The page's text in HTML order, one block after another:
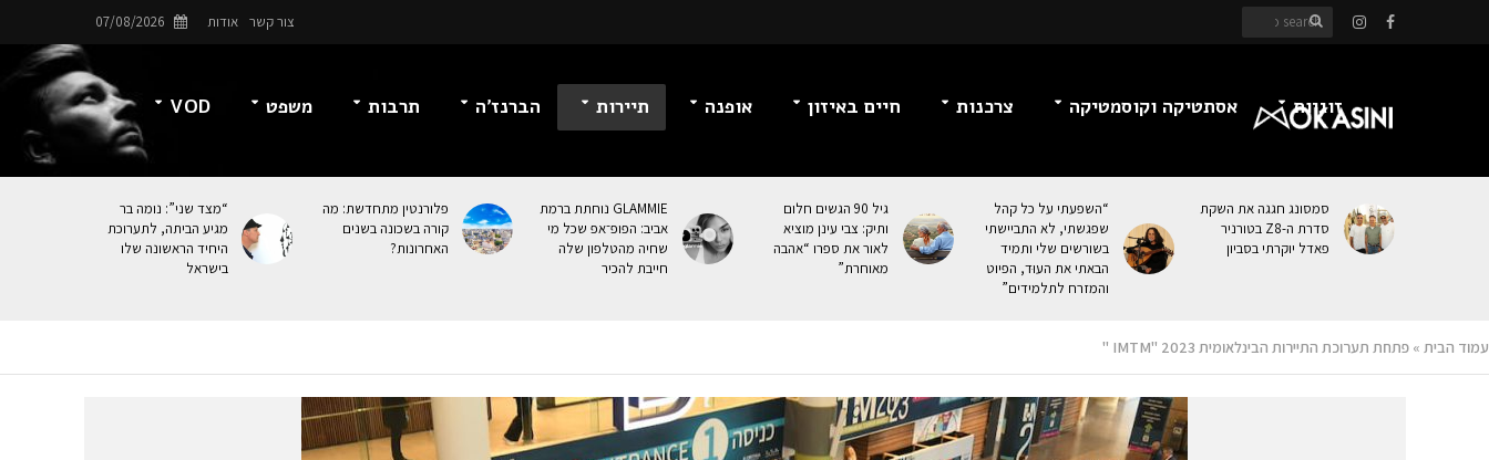
צור קשר אודות 07/08/2026
זוגיות אסתטיקה וקוסמטיקה צרכנות חיים באיזון אופנה תיירות הברנז’ה תרבות משפט VOD
סמסונג חגגה את השקת
סדרת ה-Z8 בטורניר
פאדל יוקרתי בסביון
“השפעתי על כל קהל
שפגשתי, לא התביישתי
בשורשים שלי ותמיד
הבאתי את העוּד, הפיוט
והמזרח לתלמידים”
גיל 90 הגשים חלום
ותיק: צבי עינן מוציא
לאור את ספרו “אהבה
מאוחרת”
GLAMMIE נוחתת ברמת
אביב: הפופ־אפ שכל מי
שחיה מהטלפון שלה
חייבת להכיר
פלורנטין מתחדשת: מה
קורה בשכונה בשנים
האחרונות?
“מצד שני”: נומה בר
מגיע הביתה, לתערוכת
היחיד הראשונה שלו
בישראל
עמוד הבית » פתחת תערוכת התיירות הבינלאומית IMTM" 2023 "